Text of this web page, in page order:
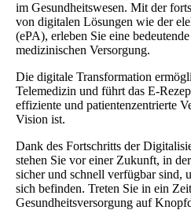
im Gesundheitswesen. Mit der
von digitalen Lösungen wie der
(ePA), erleben Sie eine
medizinischen Versorgung.
Die digitale Transformation
Telemedizin und führt das E-
effiziente und patientenzentrierte
Vision ist.
Dank des Fortschritts der
stehen Sie vor einer Zukunft, in
sicher und schnell verfügbar sind,
sich befinden. Treten Sie in ein
Gesundheitsversorgung auf